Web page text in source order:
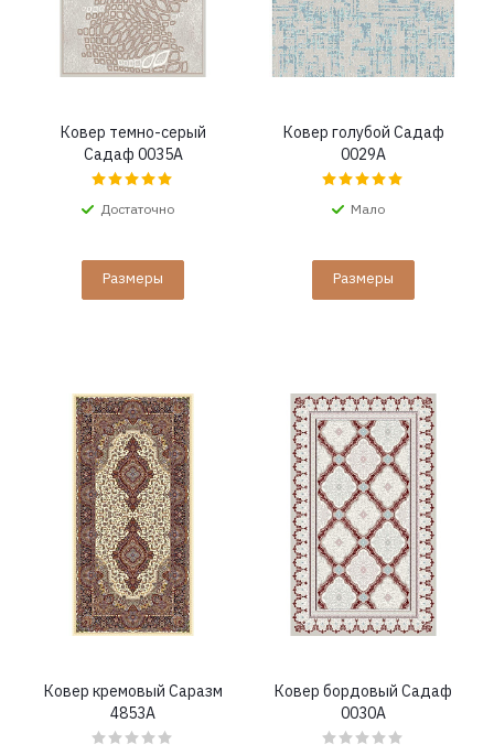
Ковер темно-серый
Садаф 0035A
Достаточно
Размеры
Ковер голубой Садаф
0029A
Мало
Размеры
Ковер кремовый Саразм
4853A
Ковер бордовый Садаф
0030A